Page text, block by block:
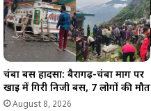
चंबा बस हादसा: बैरागढ़-चंबा मार्ग पर
खाई में गिरी निजी बस, 7 लोगों की मौत
August 8, 2026